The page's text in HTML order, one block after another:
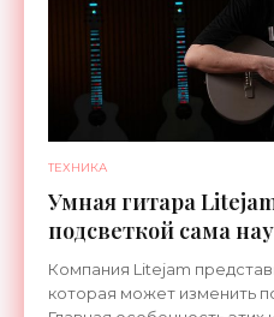
ТЕХНИКА
Умная гитара
подсветкой сама
«Гаджеты»
Компания Litejam
которая может изменить